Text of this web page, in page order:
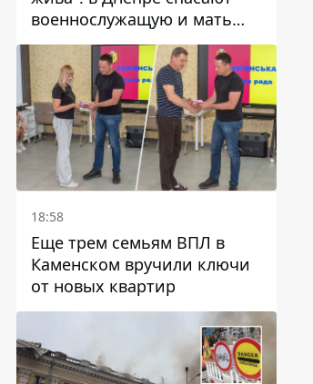
военнослужащую и мать
четверых детей, которую
ранил КАБ
18:58
Еще трем семьям ВПЛ в
Каменском вручили ключи
от новых квартир